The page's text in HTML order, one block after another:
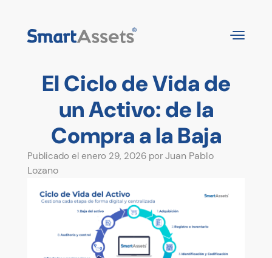
El Ciclo de Vida de
un Activo: de la
Compra a la Baja
Publicado el enero 29, 2026 por Juan Pablo
Lozano